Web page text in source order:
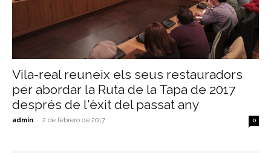
Vila-real reuneix els seus restauradors
per abordar la Ruta de la Tapa de 2017
després de l'èxit del passat any
admin - 2 de febrero de 2017 0